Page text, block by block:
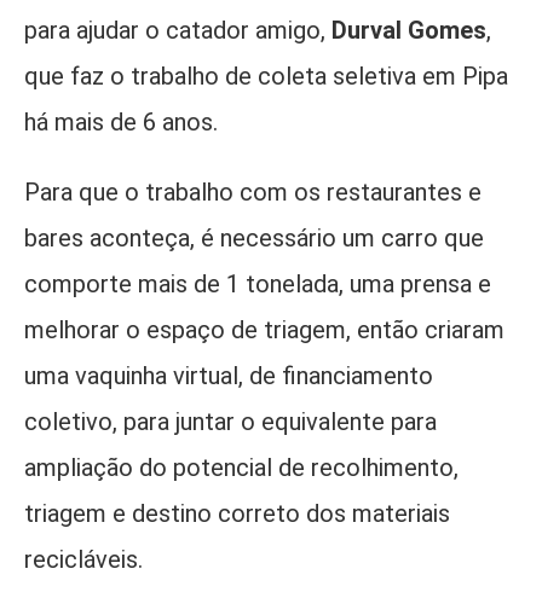
para ajudar o catador amigo, Durval Gomes,
que faz o trabalho de coleta seletiva em Pipa
há mais de 6 anos.
Para que o trabalho com os restaurantes e
bares aconteça, é necessário um carro que
comporte mais de 1 tonelada, uma prensa e
melhorar o espaço de triagem, então criaram
uma vaquinha virtual, de financiamento
coletivo, para juntar o equivalente para
ampliação do potencial de recolhimento,
triagem e destino correto dos materiais
recicláveis.